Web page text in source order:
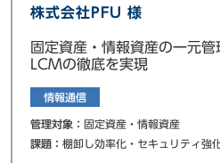
株式会社PFU 様
固定資産・情報資産の一元
LCMの徹底を実現
情報通信
管理対象： 固定資産・情報資産
課題： 棚卸し効率化・セキュリティ強